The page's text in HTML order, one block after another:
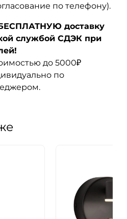
по телефону).
доставку
службой СДЭК при
до 5000₽
по